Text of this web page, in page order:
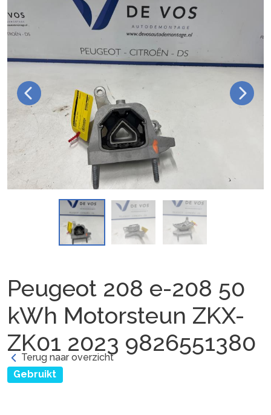
Peugeot 208 e-208 50
kWh Motorsteun ZKX-
ZK01 2023 9826551380
Gebruikt
Terug naar overzicht